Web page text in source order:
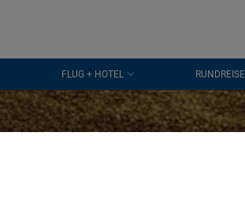
FLUG + HOTEL